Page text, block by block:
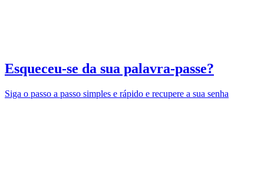
Esqueceu-se da sua palavra-passe?
Siga o passo a passo simples e rápido e recupere a sua senha